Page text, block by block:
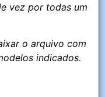
vez por todas um
o arquivo com
indicados.